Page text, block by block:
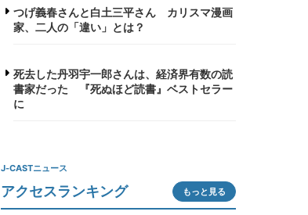
つげ義春さんと白土三平さん カリスマ漫画
家、二人の「違い」とは？
死去した丹羽宇一郎さんは、経済界有数の読
書家だった 『死ぬほど読書』ベストセラー
に
J-CASTニュース
アクセスランキング もっと見る